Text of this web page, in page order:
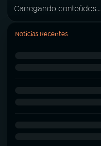
Carregando conteúdos...
Notícias Recentes